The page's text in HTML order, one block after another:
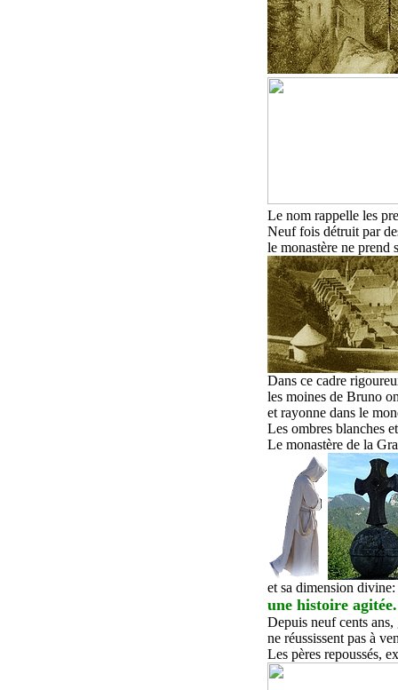
Le nom rappelle les
Neuf fois détruit par
le monastère ne prend
Dans ce cadre
les moines de Bruno
et rayonne dansle
Les ombres blanches
Le monastère de la
et sa dimension divine:
une histoire agitée.
Depuis neuf cents ans,
ne réussissent pasà
Les pères repoussés,